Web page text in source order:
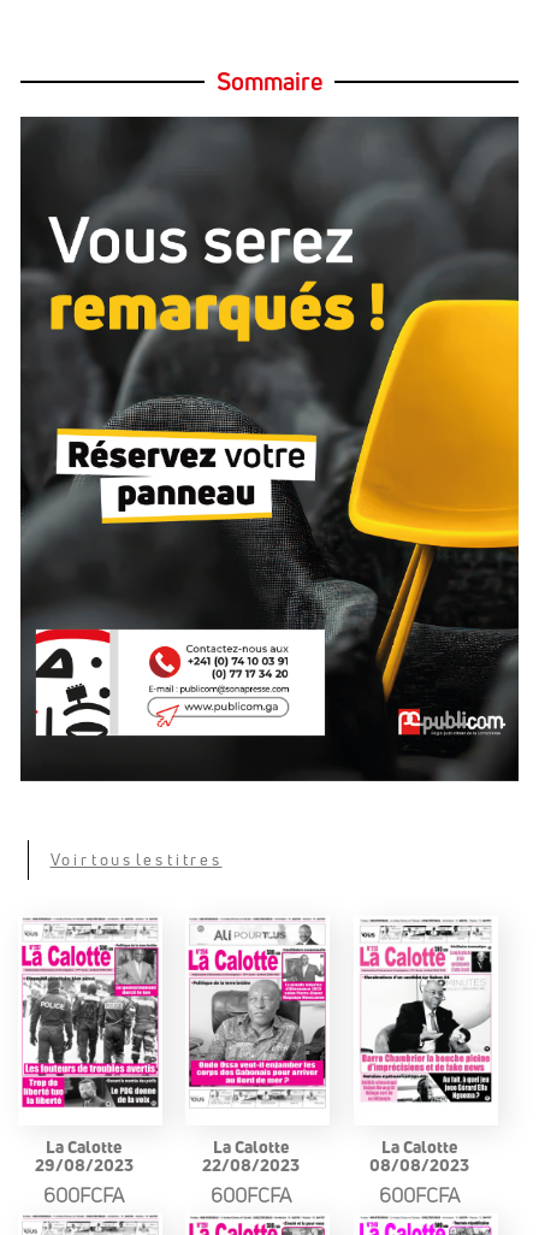
Sommaire
Voir tous les titres
La Calotte
29/08/2023
600FCFA
La Calotte
22/08/2023
600FCFA
La Calotte
08/08/2023
600FCFA